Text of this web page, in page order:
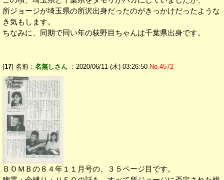
所ジョージが埼玉県の所沢出身だったのがきっかけだったような
き気もします。
ちなみに、同期で同い年の荻野目ちゃんは千葉県出身です。
[17] 名前： 名無しさん ：2020/06/11 (木) 03:26:50 No.4572
ＢＯＭＢの８４年１１月号の、３５ページ目です。